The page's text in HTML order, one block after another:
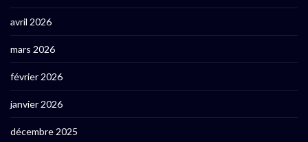
avril 2026
mars 2026
février 2026
janvier 2026
décembre 2025